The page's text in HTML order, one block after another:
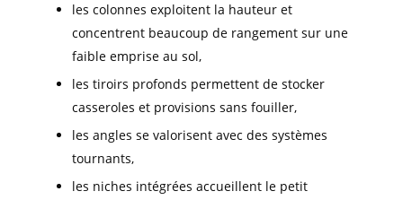
les colonnes exploitent la hauteur et
concentrent beaucoup de rangement sur une
faible emprise au sol,
les tiroirs profonds permettent de stocker
casseroles et provisions sans fouiller,
les angles se valorisent avec des systèmes
tournants,
les niches intégrées accueillent le petit